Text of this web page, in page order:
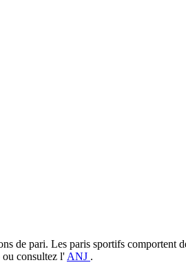
de pari. Les paris sportifs comportent
consultez l' ANJ .